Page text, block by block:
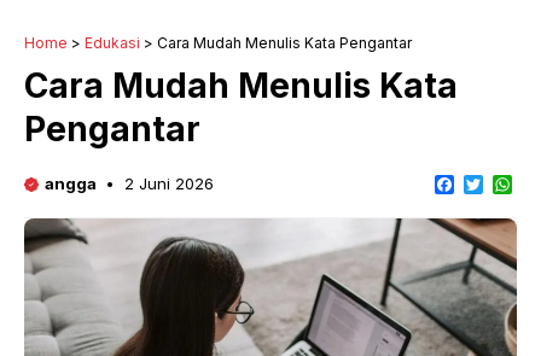
Home > Edukasi > Cara Mudah Menulis Kata Pengantar
Cara Mudah Menulis Kata
Pengantar
angga 2 Juni 2026
F
c
e
b
o
o
k
T
i
t
t
e
r
W
a
t
s
A
p
p